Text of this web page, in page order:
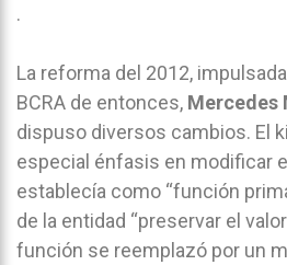
.
La reforma del 2012,
BCRA de entonces, Mercedes
dispuso diversos cambios. El
especial énfasis en modificar
establecía como “función
de la entidad “preservar el
función se reemplazó por un